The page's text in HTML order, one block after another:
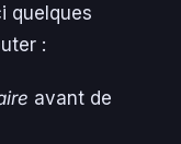
quelques
:
avant de